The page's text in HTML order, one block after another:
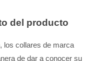
del producto
los collares de marca
de dar a conocer su